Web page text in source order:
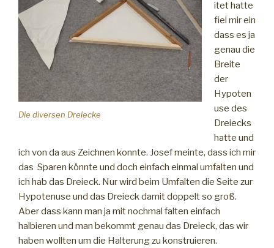
Die diversen Dreiecke
itet hatte
fiel mir ein
dass es ja
genau die
Breite
der
Hypoten
use des
Dreiecks
hatte und
ich von da aus Zeichnen konnte. Josef meinte, dass ich mir
das Sparen könnte und doch einfach einmal umfalten und
ich hab das Dreieck. Nur wird beim Umfalten die Seite zur
Hypotenuse und das Dreieck damit doppelt so groß.
Aber dass kann man ja mit nochmal falten einfach
halbieren und man bekommt genau das Dreieck, das wir
haben wollten um die Halterung zu konstruieren.